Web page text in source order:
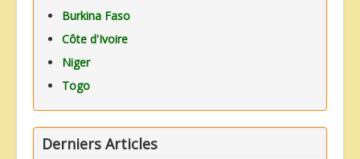
Burkina Faso
Côte d'Ivoire
Niger
Togo
Derniers Articles